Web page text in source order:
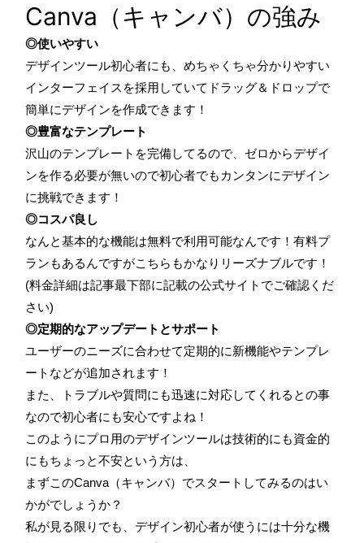
Canva（キャンバ）の強み
◎使いやすい
デザインツール初心者にも、めちゃくちゃ分かりやすい
インターフェイスを採用していてドラッグ＆ドロップで
簡単にデザインを作成できます！
◎豊富なテンプレート
沢山のテンプレートを完備してるので、ゼロからデザイ
ンを作る必要が無いので初心者でもカンタンにデザイン
に挑戦できます！
◎コスパ良し
なんと基本的な機能は無料で利用可能なんです！有料プ
ランもあるんですがこちらもかなりリーズナブルです！
(料金詳細は記事最下部に記載の公式サイトでご確認くだ
さい)
◎定期的なアップデートとサポート
ユーザーのニーズに合わせて定期的に新機能やテンプレ
ートなどが追加されます！
また、トラブルや質問にも迅速に対応してくれるとの事
なので初心者にも安心ですよね！
このようにプロ用のデザインツールは技術的にも資金的
にもちょっと不安という方は、
まずこのCanva（キャンバ）でスタートしてみるのはい
かがでしょうか？
私が見る限りでも、デザイン初心者が使うには十分な機